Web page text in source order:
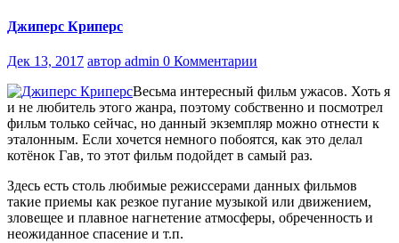
Джиперс Криперс
Дек 13, 2017 автор admin 0 Комментарии
Весьма интересный фильм ужасов. Хоть я
и не любитель этого жанра, поэтому собственно и посмотрел
фильм только сейчас, но данный экземпляр можно отнести к
эталонным. Если хочется немного побоятся, как это делал
котёнок Гав, то этот фильм подойдет в самый раз.
Здесь есть столь любимые режиссерами данных фильмов
такие приемы как резкое пугание музыкой или движением,
зловещее и плавное нагнетение атмосферы, обреченность и
неожиданное спасение и т.п.